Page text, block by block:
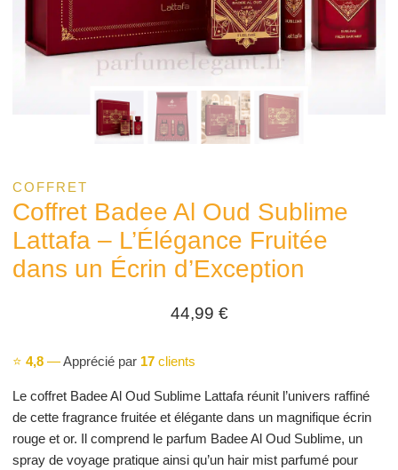
COFFRET
Coffret Badee Al Oud Sublime
Lattafa – L’Élégance Fruitée
dans un Écrin d’Exception
44,99 €
⭐ 4,8—Apprécié par 17clients
Le coffret Badee Al Oud Sublime Lattafa réunit l’univers raffiné
de cette fragrance fruitée et élégante dans un magnifique écrin
rouge et or. Il comprend le parfum Badee Al Oud Sublime, un
spray de voyage pratique ainsi qu’un hair mist parfumé pour